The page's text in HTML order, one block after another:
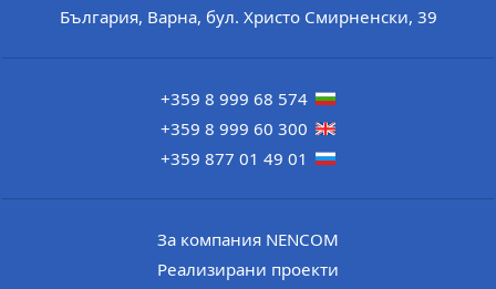
България, Варна, бул. Христо Смирненски, 39
+359 8 999 68 574
+359 8 999 60 300
+359 877 01 49 01
За компания NENCOM
Реализирани проекти